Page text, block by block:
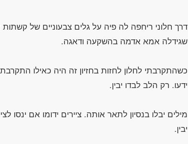
דרך חלוני ריחפה לה פיה על גלים צבעוניים של
כשהתקרבתי לחלון לחזות בחזיון זה היה כאילו
מילים יבלו בנסיון לתאר אותה. ציירים ידומו אם ינסו